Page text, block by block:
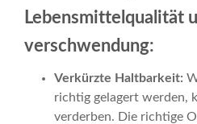
Lebensmittelqualität
verschwendung:
Verkürzte Haltbarkeit:
richtig gelagert werden,
verderben. Die richtige